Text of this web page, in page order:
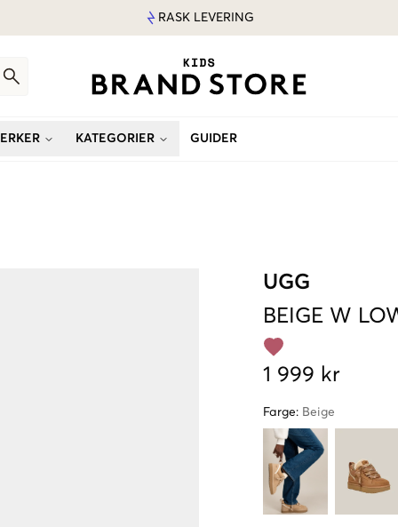
RASK LEVERING
KATEGORIER GUIDER
UGG
BEIGE W
1 999 kr
Farge: Beige